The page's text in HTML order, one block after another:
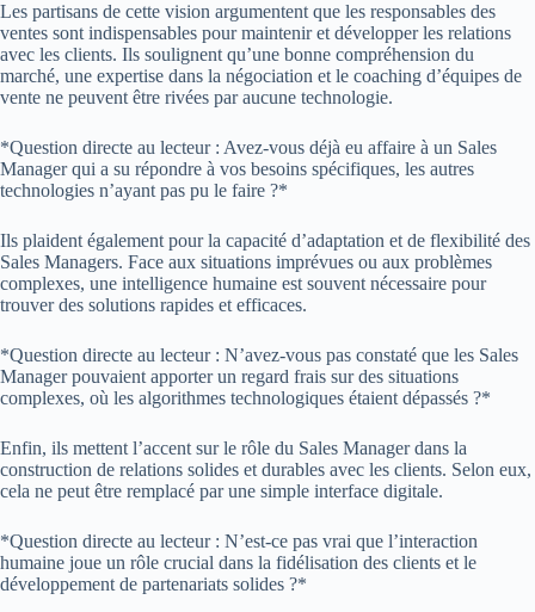
Les partisans de cette vision argumentent que les responsables des
ventes sont indispensables pour maintenir et développer les relations
avec les clients. Ils soulignent qu’une bonne compréhension du
marché, une expertise dans la négociation et le coaching d’équipes de
vente ne peuvent être rivées par aucune technologie.
*Question directe au lecteur : Avez-vous déjà eu affaire à un Sales
Manager qui a su répondre à vos besoins spécifiques, les autres
technologies n’ayant pas pu le faire ?*
Ils plaident également pour la capacité d’adaptation et de flexibilité des
Sales Managers. Face aux situations imprévues ou aux problèmes
complexes, une intelligence humaine est souvent nécessaire pour
trouver des solutions rapides et efficaces.
*Question directe au lecteur : N’avez-vous pas constaté que les Sales
Manager pouvaient apporter un regard frais sur des situations
complexes, où les algorithmes technologiques étaient dépassés ?*
Enfin, ils mettent l’accent sur le rôle du Sales Manager dans la
construction de relations solides et durables avec les clients. Selon eux,
cela ne peut être remplacé par une simple interface digitale.
*Question directe au lecteur : N’est-ce pas vrai que l’interaction
humaine joue un rôle crucial dans la fidélisation des clients et le
développement de partenariats solides ?*